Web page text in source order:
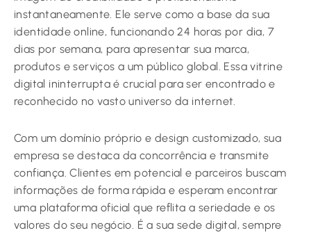
instantaneamente. Ele serve como a base da sua
identidade online, funcionando 24 horas por dia, 7
dias por semana, para apresentar sua marca,
produtos e serviços a um público global. Essa vitrine
digital ininterrupta é crucial para ser encontrado e
reconhecido no vasto universo da internet.
Com um domínio próprio e design customizado, sua
empresa se destaca da concorrência e transmite
confiança. Clientes em potencial e parceiros buscam
informações de forma rápida e esperam encontrar
uma plataforma oficial que reflita a seriedade e os
valores do seu negócio. É a sua sede digital, sempre